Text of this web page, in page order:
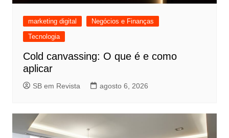
marketing digital
Negócios e Finanças
Tecnologia
Cold canvassing: O que é e como
aplicar
SB em Revista agosto 6, 2026